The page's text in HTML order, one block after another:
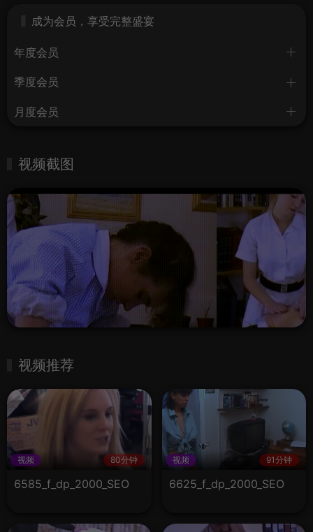
成为会员，享受完整盛宴
年度会员
季度会员
月度会员
视频截图
视频推荐
视频 80分钟
6585_f_dp_2000_SEO
视频 91分钟
6625_f_dp_2000_SEO